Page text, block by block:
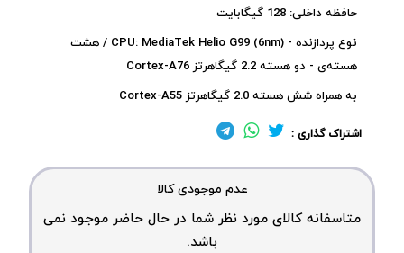
حافظه داخلی: 128 گیگابایت
نوع پردازنده - CPU: MediaTek Helio G99 (6nm) / هشت
هسته‌ی - دو هسته 2.2 گیگاهرتز Cortex-A76
به همراه شش هسته 2.0 گیگاهرتز Cortex-A55
اشتراک گذاری :
عدم موجودی کالا
متاسفانه کالای مورد نظر شما در حال حاضر موجود نمی
باشد.